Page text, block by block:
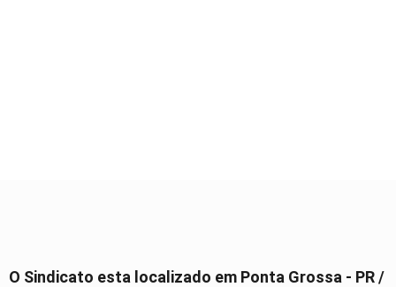
O Sindicato esta localizado em Ponta Grossa - PR /